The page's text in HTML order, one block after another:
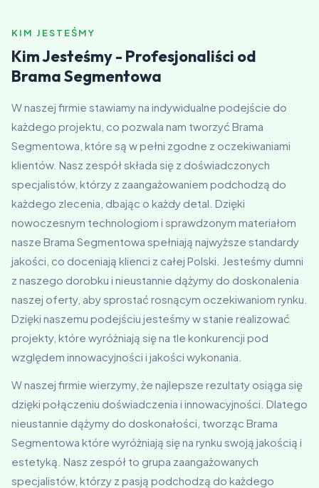
KIM JESTEŚMY
Kim Jesteśmy - Profesjonaliści od
Brama Segmentowa
W naszej firmie stawiamy na indywidualne podejście do
każdego projektu, co pozwala nam tworzyć Brama
Segmentowa, które są w pełni zgodne z oczekiwaniami
klientów. Nasz zespół składa się z doświadczonych
specjalistów, którzy z zaangażowaniem podchodzą do
każdego zlecenia, dbając o każdy detal. Dzięki
nowoczesnym technologiom i sprawdzonym materiałom
nasze Brama Segmentowa spełniają najwyższe standardy
jakości, co doceniają klienci z całej Polski. Jesteśmy dumni
z naszego dorobku i nieustannie dążymy do doskonalenia
naszej oferty, aby sprostać rosnącym oczekiwaniom rynku.
Dzięki naszemu podejściu jesteśmy w stanie realizować
projekty, które wyróżniają się na tle konkurencji pod
względem innowacyjności i jakości wykonania.
W naszej firmie wierzymy, że najlepsze rezultaty osiąga się
dzięki połączeniu doświadczenia i innowacyjności. Dlatego
nieustannie dążymy do doskonałości, tworząc Brama
Segmentowa które wyróżniają się na rynku swoją jakością i
estetyką. Nasz zespół to grupa zaangażowanych
specjalistów, którzy z pasją podchodzą do każdego